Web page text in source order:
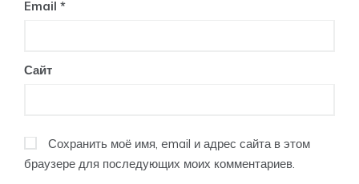
Email *
Сайт
Сохранить моё имя, email и адрес сайта в этом
браузере для последующих моих комментариев.